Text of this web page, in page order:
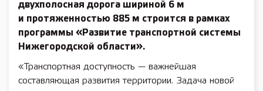
двухполосная дорога шириной 6 м
и протяженностью 885 м строится в рамках
программы «Развитие транспортной системы
Нижегородской области».
«Транспортная доступность — важнейшая
составляющая развития территории. Задача новой